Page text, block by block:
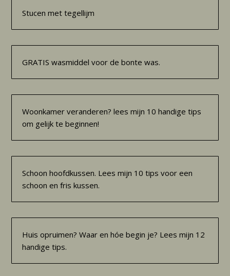
Stucen met tegellijm
GRATIS wasmiddel voor de bonte was.
Woonkamer veranderen? lees mijn 10 handige tips
om gelijk te beginnen!
Schoon hoofdkussen. Lees mijn 10 tips voor een
schoon en fris kussen.
Huis opruimen? Waar en hóe begin je? Lees mijn 12
handige tips.